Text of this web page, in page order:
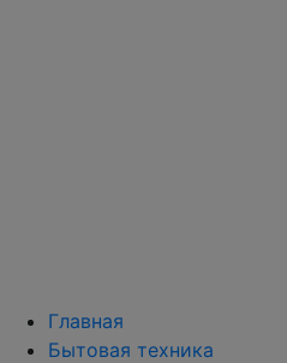
Главная
Бытовая техника